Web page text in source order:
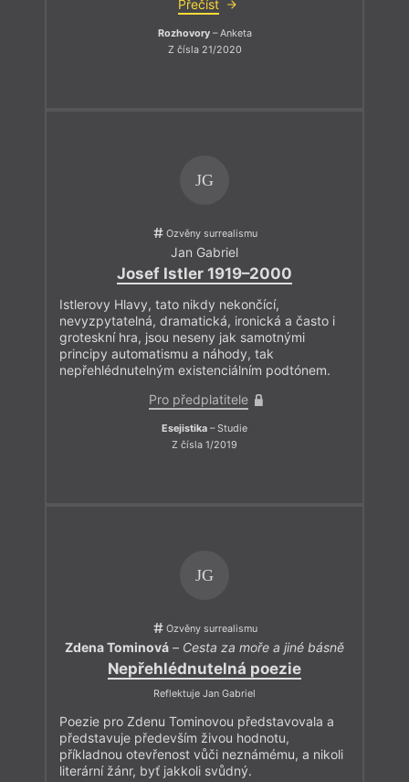
Přečíst
Rozhovory– Anketa
Z čísla 21/2020
JG
Ozvěny surrealismu
Jan Gabriel
Josef Istler 1919–2000
Istlerovy Hlavy, tato nikdy nekončící,
nevyzpytatelná, dramatická, ironická a často i
groteskní hra, jsou neseny jak samotnými
principy automatismu a náhody, tak
nepřehlédnutelným existenciálním podtónem.
Pro předplatitele
Esejistika – Studie
Z čísla 1/2019
JG
Ozvěny surrealismu
Zdena Tominová – Cesta za moře a jiné básně
Nepřehlédnutelná poezie
Reflektuje Jan Gabriel
Poezie pro Zdenu Tominovou představovala a
představuje především živou hodnotu,
příkladnou otevřenost vůči neznámému, a nikoli
literární žánr, byť jakkoli svůdný.